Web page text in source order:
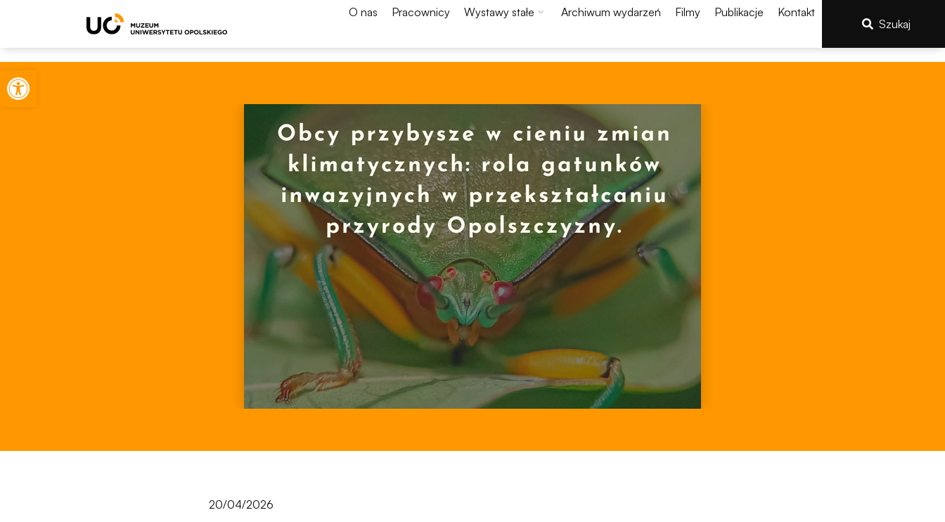
Otwórz pasek narzędzi
O nas Pracownicy Wystawy stałe Archiwum wydarzeń Filmy Publikacje
Kontakt
Szukaj
20/04/2026
Konieczne
Te pliki cookie
nie są
opcjonalne. Są
one potrzebne
do
funkcjonowania
internetowej.